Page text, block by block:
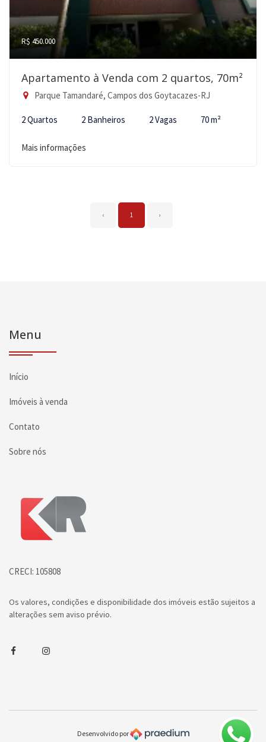
R$ 450.000
Apartamento à Venda com 2 quartos, 70m²
Parque Tamandaré, Campos dos Goytacazes-RJ
2 Quartos 2 Banheiros 2 Vagas 70 m²
Mais informações
‹ 1 ›
Menu
Início
Imóveis à venda
Contato
Sobre nós
Página inicial
CRECI: 105808
Os valores, condições e disponibilidade dos imóveis estão sujeitos a
alterações sem aviso prévio.
FacebookInstagram
Desenvolvido por